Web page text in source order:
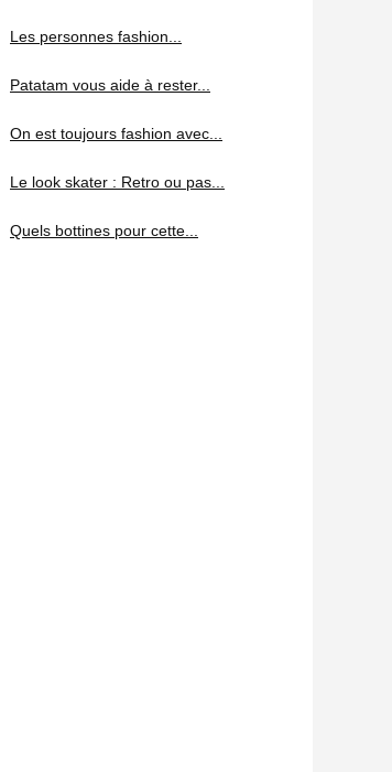
Les personnes fashion...
Patatam vous aide à rester...
On est toujours fashion avec...
Le look skater : Retro ou pas...
Quels bottines pour cette...